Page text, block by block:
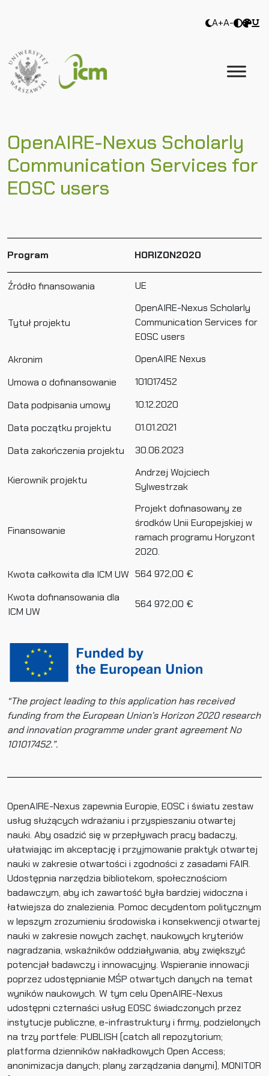
A+A-
OpenAIRE-Nexus Scholarly
Communication Services for
EOSC users
Program HORIZON2020
Źródło finansowania UE
Tytuł projektu
OpenAIRE-Nexus Scholarly
Communication Services for
EOSC users
Akronim
OpenAIRE Nexus
Umowa o dofinansowanie
101017452
Data podpisania umowy
10.12.2020
Data początku projektu
01.01.2021
Data zakończenia projektu
30.06.2023
Kierownik projektu
Andrzej Wojciech
Sylwestrzak
Finansowanie
Projekt dofinasowany ze
środków Unii Europejskiej w
ramach programu Horyzont
2020.
Kwota całkowita dla ICM UW 564 972,00 €
Kwota dofinansowania dla
ICM UW
564 972,00 €
“The project leading to this application has received
funding from the European Union’s Horizon 2020 research
and innovation programme under grant agreement No
101017452.”.
OpenAIRE-Nexus zapewnia Europie, EOSC i światu zestaw
usług służących wdrażaniu i przyspieszaniu otwartej
nauki. Aby osadzić się w przepływach pracy badaczy,
ułatwiając im akceptację i przyjmowanie praktyk otwartej
nauki w zakresie otwartości i zgodności z zasadami FAIR.
Udostępnia narzędzia bibliotekom, społecznościom
badawczym, aby ich zawartość była bardziej widoczna i
łatwiejsza do znalezienia. Pomoc decydentom politycznym
w lepszym zrozumieniu środowiska i konsekwencji otwartej
nauki w zakresie nowych zachęt, naukowych kryteriów
nagradzania, wskaźników oddziaływania, aby zwiększyć
potencjał badawczy i innowacyjny. Wspieranie innowacji
poprzez udostępnianie MŚP otwartych danych na temat
wyników naukowych. W tym celu OpenAIRE-Nexus
udostępni czternaści usług EOSC świadczonych przez
instytucje publiczne, e-infrastruktury i firmy, podzielonych
na trzy portfele: PUBLISH (catch all repozytorium;
platforma dzienników nakładkowych Open Access;
anonimizacja danych; plany zarządzania danymi), MONITOR